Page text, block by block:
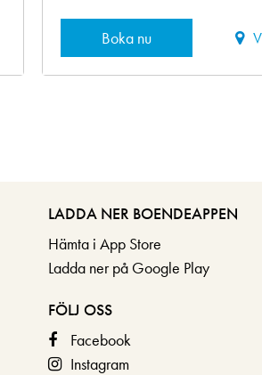
Boka nu
LADDA NER BOENDEAPPEN
Hämta i App Store
Ladda ner på Google Play
FÖLJ OSS
Facebook
Instagram